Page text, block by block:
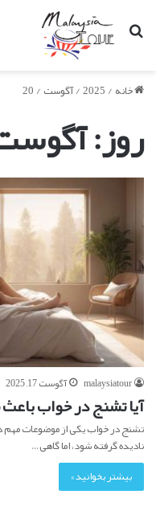
جستجو
خانه/
2025
/آگوست/
20
روز:آگوست 20,
malaysiatour
آگوست 17, 2025
آیا تشنج در خواب
تشنج در خواب یکی از موضوعات
نادیده گرفته شود، اما گاهی…
بیشتر بخوانید »